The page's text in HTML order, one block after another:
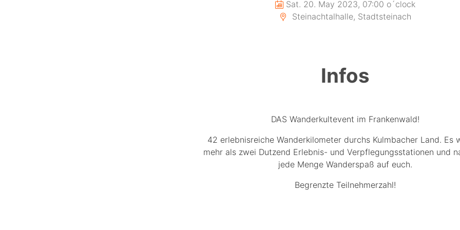
Sat. 20. May 2023, 07:00 o´clock
Steinachtalhalle, Stadtsteinach
Infos
DAS Wanderkultevent im Frankenwald!
42 erlebnisreiche Wanderkilometer durchs Kulmbacher Land. Es
mehr als zwei Dutzend Erlebnis- und Verpflegungsstationen und
jede Menge Wanderspaß auf euch.
Begrenzte Teilnehmerzahl!